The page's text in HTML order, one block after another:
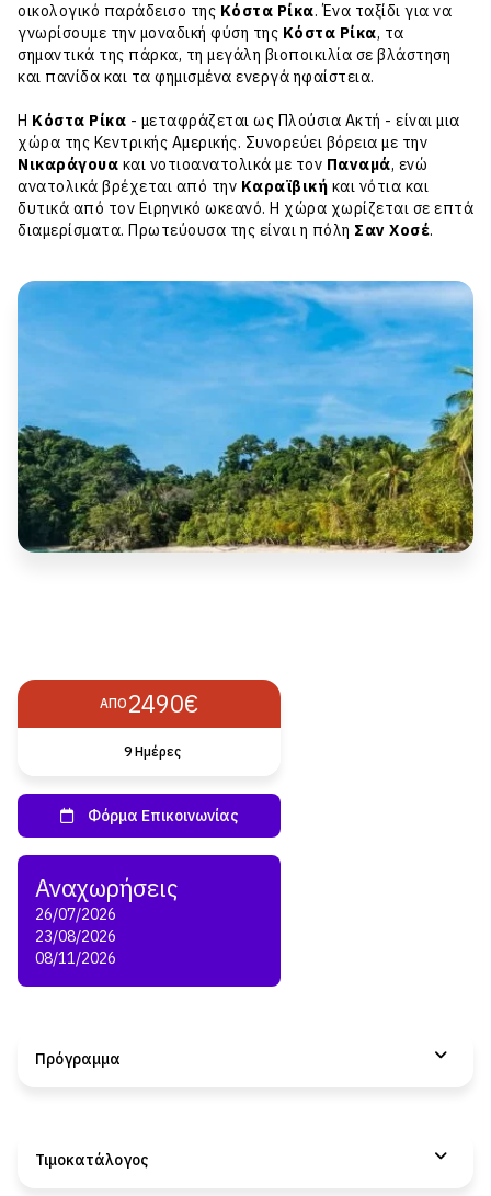
οικολογικό παράδεισο της Κόστα Ρίκα. Ένα ταξίδι για να
γνωρίσουμε την μοναδική φύση της Κόστα Ρίκα, τα
σημαντικά της πάρκα, τη μεγάλη βιοποικιλία σε βλάστηση
και πανίδα και τα φημισμένα ενεργά ηφαίστεια.
Η Κόστα Ρίκα - μεταφράζεται ως Πλούσια Ακτή - είναι μια
χώρα της Κεντρικής Αμερικής. Συνορεύει βόρεια με την
Νικαράγουα και νοτιοανατολικά με τον Παναμά, ενώ
ανατολικά βρέχεται από την Καραϊβική και νότια και
δυτικά από τον Ειρηνικό ωκεανό. Η χώρα χωρίζεται σε επτά
διαμερίσματα. Πρωτεύουσα της είναι η πόλη Σαν Χοσέ.
ΑΠΌ 2490€
9 Ημέρες
26/07/2026
23/08/2026
08/11/2026
Πρόγραμμα
Τιμοκατάλογος